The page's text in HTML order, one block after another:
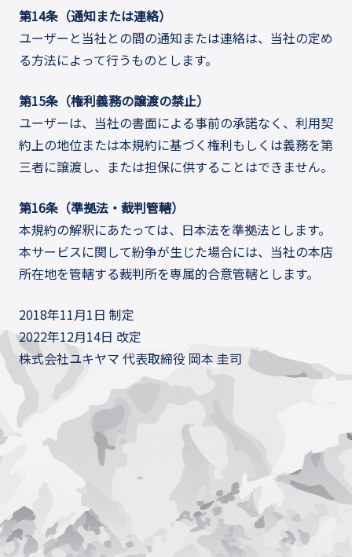
第14条（通知または連絡）
ユーザーと当社との間の通知または連絡は、当社の定め
る方法によって行うものとします。
第15条（権利義務の譲渡の禁止）
ユーザーは、当社の書面による事前の承諾なく、利用契
約上の地位または本規約に基づく権利もしくは義務を第
三者に譲渡し、または担保に供することはできません。
第16条（準拠法・裁判管轄）
本規約の解釈にあたっては、日本法を準拠法とします。
本サービスに関して紛争が生じた場合には、当社の本店
所在地を管轄する裁判所を専属的合意管轄とします。
2018年11月1日 制定
2022年12月14日 改定
株式会社ユキヤマ 代表取締役 岡本 圭司